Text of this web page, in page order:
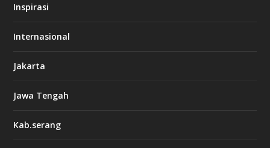
Inspirasi
Internasional
Jakarta
Jawa Tengah
Kab.serang